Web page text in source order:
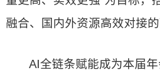
融合、国内外资源高效对接的
AI全链条赋能成为本届年